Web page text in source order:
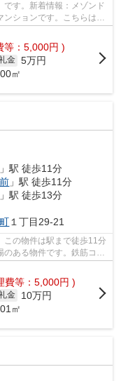
す。新着情報：メゾンド
ンションです。こちらは鉄
等：5,000円 )
金 5万円
㎡
」駅 徒歩11分
」駅 徒歩11分
」駅 徒歩13分
１丁目29-21
この物件は駅まで徒歩11分
ある物件です。鉄筋コン
費等：5,000円 )
金
10万円
㎡